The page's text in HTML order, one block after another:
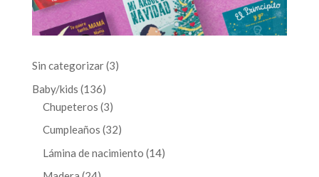
Sin categorizar 33
Baby/kids 136136
productos
Chupeteros 33
productos
Cumpleaños 3232
productos
Lámina de nacimiento 1414